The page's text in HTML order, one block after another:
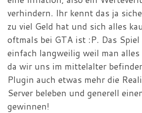
verhindern. Ihr kennt das ja
zu viel Geld hat und sich alles
oftmals bei GTA ist :P. Das
einfach langweilig weil man
da wir uns im mittelalter
Plugin auch etwas mehr die
Server beleben und generell
gewinnen!